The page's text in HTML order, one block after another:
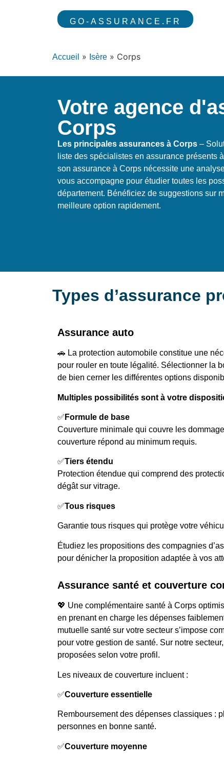
GO-ASSURANCE.FR
Accueil » Isère » Corps
Votre agence
Corps
Les principales assurances à Corps –
liste des spécialistes en assurance présents
son assurance à Corps nécessite une
vous accompagne pour étudier toutes les
département. Bénéficiez de suggestions sur
meilleure option rapidement.
Types d’assurance
Assurance auto
🚗 La protection automobile constitue une
pour rouler en toute légalité. Sélectionner la
de bien cerner les différentes options
Multiples possibilités sont à votre
✅ Formule de base
Couverture minimale qui couvre les
couverture répond au minimum requis.
✅Tiers étendu
Protection étendue qui comprend des
dégât sur vitrage.
✅Tous risques
Garantie tous risques qui protège votre
Étudiez les propositions des compagnies
pour dénicher la proposition adaptée à vos
Assurance santé et couverture
💖 Une complémentaire santé à Corps
en prenant en charge les dépenses
mutuelle santé sur votre secteur s’impose
pour votre gestion de santé. Sur notre
proposées selon votre profil.
Les niveaux de couverture incluent :
✅Couverture essentielle
Remboursement des dépenses classiques :
personnes en bonne santé.
✅Couverture moyenne